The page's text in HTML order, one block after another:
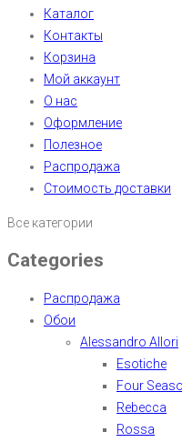
Каталог
Контакты
Корзина
Мой аккаунт
О нас
Оформление
Полезное
Распродажа
Стоимость доставки
Все категории
Categories
Распродажа
Обои
Alessandro Allori
Esotiche
Four
Rebecca
Rossa